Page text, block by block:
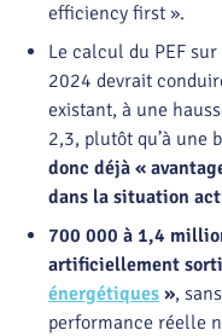
efficiency first ».
Le calcul du PEF
2024 devrait
existant, à une
2,3, plutôt qu’à une
donc déjà «
dans la situation
700 000 à 1,4
artificiellement
énergétiques »,
performance réelle